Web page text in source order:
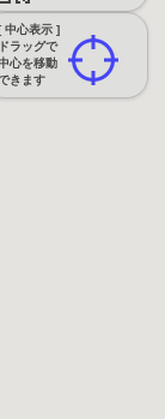
中心表示 ]
ドラッグで
心を移動
きます